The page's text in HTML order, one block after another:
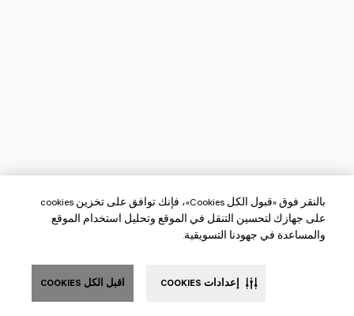
بالنقر فوق «قبول الكل Cookies»، فإنك توافق على تخزين cookies
على جهازك لتحسين التنقل في الموقع وتحليل استخدام الموقع
والمساعدة في جهودنا التسويقية.
اقبل الكل COOKIES إعدادات COOKIES